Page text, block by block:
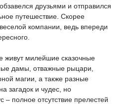
друзьями и отправился
путешествие. Скорее
компании, ведь впереди
живут милейшие сказочные
дамы, отважные рыцари,
магии, а также разные
загадок и чудес, но
– полное отсутствие прелестей